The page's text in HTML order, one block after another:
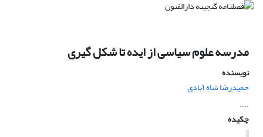
مدرسه علوم سیاسی از ایده تا شکل گیری
نویسنده
حمیدرضا شاه آبادی
....
چکیده